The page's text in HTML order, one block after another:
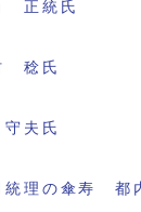
正統氏
稔氏
夫氏
統理の傘寿 都